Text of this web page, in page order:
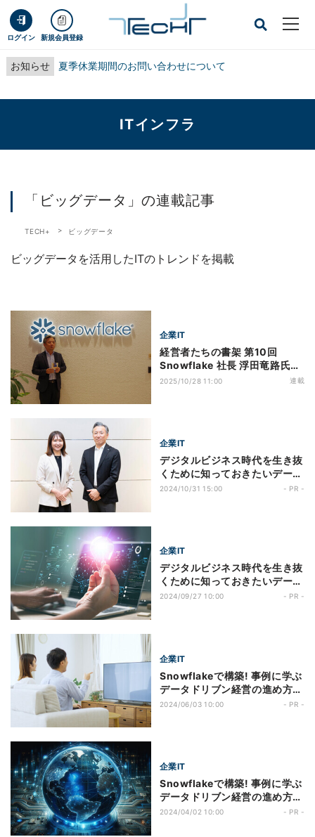
ログイン 新規会員登録
お知らせ 夏季休業期間のお問い合わせについて
ITインフラ
「ビッグデータ」の連載記事
TECH+ ビッグデータ
ビッグデータを活用したITのトレンドを掲載
企業IT
経営者たちの書架 第10回
Snowflake 社長 浮田竜路氏が
選ぶ一冊『キャプテン』
2025/10/28 11:00 連載
企業IT
デジタルビジネス時代を生き抜
くために知っておきたいデータ
の使い方 第3回 "製造業の社会
2024/10/31 15:00 - PR -
企業IT
デジタルビジネス時代を生き抜
くために知っておきたいデータ
の使い方 第2回 ビッグデータ活
2024/09/27 10:00 - PR -
企業IT
Snowflakeで構築! 事例に学ぶ
データドリブン経営の進め方
第14回 【REVISIO事例】「人
善
2024/06/03 10:00 - PR -
企業IT
Snowflakeで構築! 事例に学ぶ
データドリブン経営の進め方
第13回 【AGC事例】グローバ
2024/04/02 10:00 - PR -